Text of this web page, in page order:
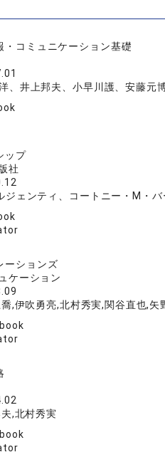
・コミュニケーション基礎
、井上邦夫、小早川護、安藤元
ップ
社
ジェンティ、コートニー・M・
ーションズ
ケーション
,伊吹勇亮,北村秀実,関谷直也,矢
,北村秀実